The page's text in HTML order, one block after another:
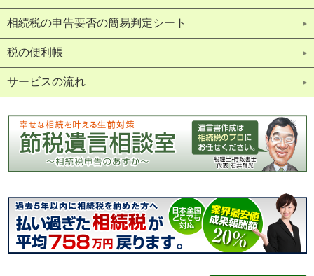
相続税の申告要否の簡易判定シート
税の便利帳
サービスの流れ